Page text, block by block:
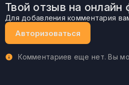
Твой отзыв на онлайн
Для добавления комментария
Авторизоваться
Комментариев еще нет. Вы